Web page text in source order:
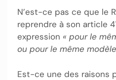
N’est-ce pas ce que le
reprendre à son article
expression « pour le
ou pour le même
Est-ce une des raisons